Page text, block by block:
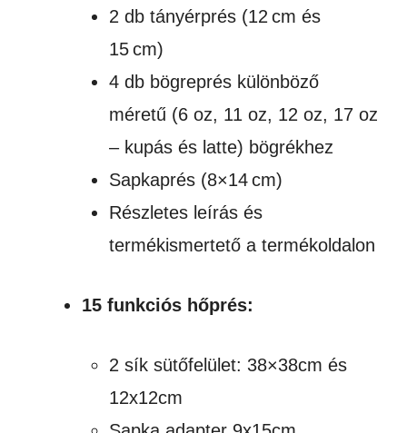
2 db tányérprés (12 cm és
15 cm)
4 db bögreprés különböző
méretű (6 oz, 11 oz, 12 oz, 17 oz
– kupás és latte) bögrékhez
Sapkaprés (8×14 cm)
Részletes leírás és
termékismertető a termékoldalon
15 funkciós hőprés:
2 sík sütőfelület: 38×38cm és
12x12cm